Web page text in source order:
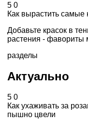
5 0
Как вырастить самые
Добавьте красок в
растения - фавориты
разделы
Актуально
5 0
Как ухаживать за
пышно цвели